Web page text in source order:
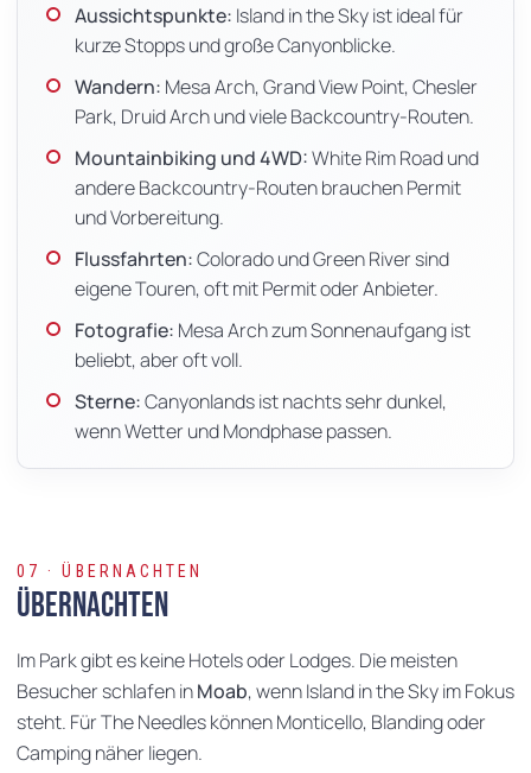
Aussichtspunkte: Island in the Sky ist ideal für
kurze Stopps und große Canyonblicke.
Wandern: Mesa Arch, Grand View Point, Chesler
Park, Druid Arch und viele Backcountry-Routen.
Mountainbiking und 4WD:White Rim Road und
andere Backcountry-Routen brauchen Permit
und Vorbereitung.
Flussfahrten:Colorado und Green River sind
eigene Touren, oft mit Permit oder Anbieter.
Fotografie: Mesa Arch zum Sonnenaufgang ist
beliebt, aber oft voll.
Sterne:Canyonlands ist nachts sehr dunkel,
wenn Wetter und Mondphase passen.
07 · ÜBERNACHTEN
Übernachten
Im Park gibt es keine Hotels oder Lodges. Die meisten
Besucher schlafen inMoab, wenn Island in the Sky im Fokus
steht. Für The Needles können Monticello, Blanding oder
Camping näher liegen.